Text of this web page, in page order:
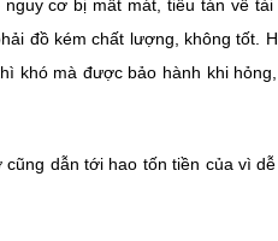
cơ bị mất mát, tiêu tán về
đồ kém chất lượng, không tốt.
khó mà được bảo hành khi
dẫn tới hao tốn tiền của vì